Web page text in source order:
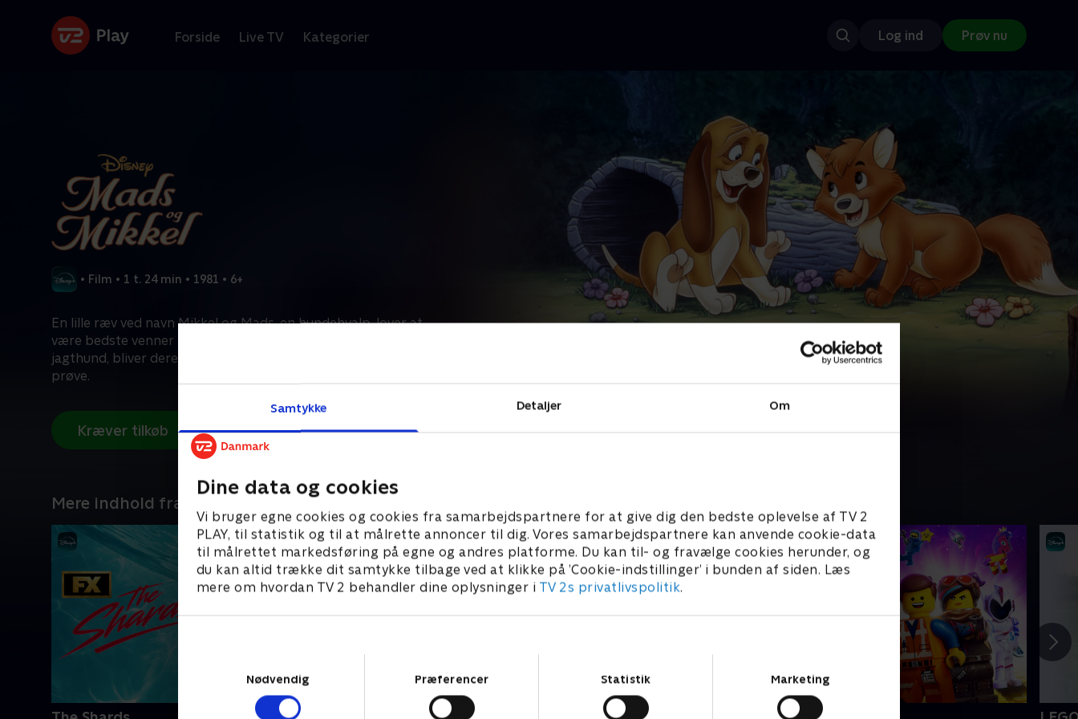
Samtykke Detaljer Om
Dine data og cookies
Vi bruger egne cookies og cookies fra samarbejdspartnere for at give dig den bedste oplevelse af TV 2
PLAY, til statistik og til at målrette annoncer til dig. Vores samarbejdspartnere kan anvende cookie-data
til målrettet markedsføring på egne og andres platforme. Du kan til- og fravælge cookies herunder, og
du kan altid trække dit samtykke tilbage ved at klikke på ’Cookie-indstillinger’ i bunden af siden. Læs
mere om hvordan TV 2 behandler dine oplysninger i TV 2s privatlivspolitik.
Nødvendig
Præferencer Statistik Marketing
Forside Live TV Kategorier Log ind Prøv nu
• Film • 1 t. 24 min • 1981 • 6+
En lille ræv ved navn Mikkel og Mads, en hundehvalp, lover at
være bedste venner for altid. Men når Mads vokser op og bliver
jagthund, bliver deres usandsynlige venskab sat på en hård
prøve.
Kræver tilkøb
Mere indhold fra Disney+